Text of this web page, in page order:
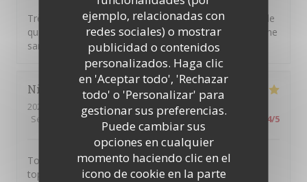
ejemplo, relacionadas con
redes sociales) o mostrar
publicidad o contenidos
personalizados. Haga clic
en 'Aceptar todo', 'Rechazar
todo' o 'Personalizar' para
gestionar sus preferencias.
Puede cambiar sus
opciones en cualquier
momento haciendo clic en el
icono de cookie en la parte
Très déçue ....Le toast de la burrata avait "oublié" l'ail, le
quasi de veau était rose, à peine cuit, renvoyé en cuisine
sans excuses. Le Rivesaltes "esprit de Noël : excellent
Nicolas
2026-08-06
- 20:30 - Invitados 2
Servicio
/5 Ambiente: 5/5 Menú: 4/5 Calidad / Precio 4/5
Tout était bon, le service impeccable et l’ambiance au
top!